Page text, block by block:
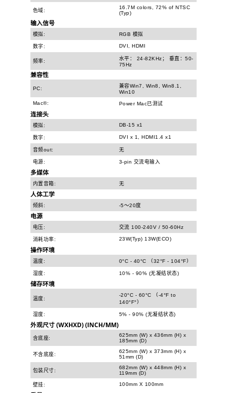
色域:
16.7M colors, 72% of NTSC
(Typ)
输入信号
模拟: RGB 模拟
数字: DVI, HDMI
频率:
水平： 24-82KHz； 垂直：50-
75Hz
兼容性
PC:
兼容Win7, Win8, Win8.1,
Win10
Mac®:
Power Mac已测试
连接头
模拟: DB-15 x1
数字: DVI x 1, HDMI1.4 x1
音频out: 无
电源: 3-pin 交流电输入
多媒体
内置音箱: 无
人体工学
倾斜: -5～20度
电源
电压: 交流 100-240V / 50-60Hz
消耗功率: 23W(Typ) 13W(ECO)
操作环境
温度: 0°C - 40°C （32°F - 104°F）
湿度: 10% - 90% (无凝结状态)
储存环境
温度:
-20°C - 60°C （-4°F to
140°F°）
湿度: 5% - 90% (无凝结状态)
外观尺寸 (WXHXD) (INCH/MM)
含底座:
625mm (W) x 436mm (H) x
185mm (D)
不含底座:
625mm (W) x 373mm (H) x
51mm (D)
包装尺寸:
682mm (W) x 448mm (H) x
119mm (D)
壁挂: 100mm X 100mm